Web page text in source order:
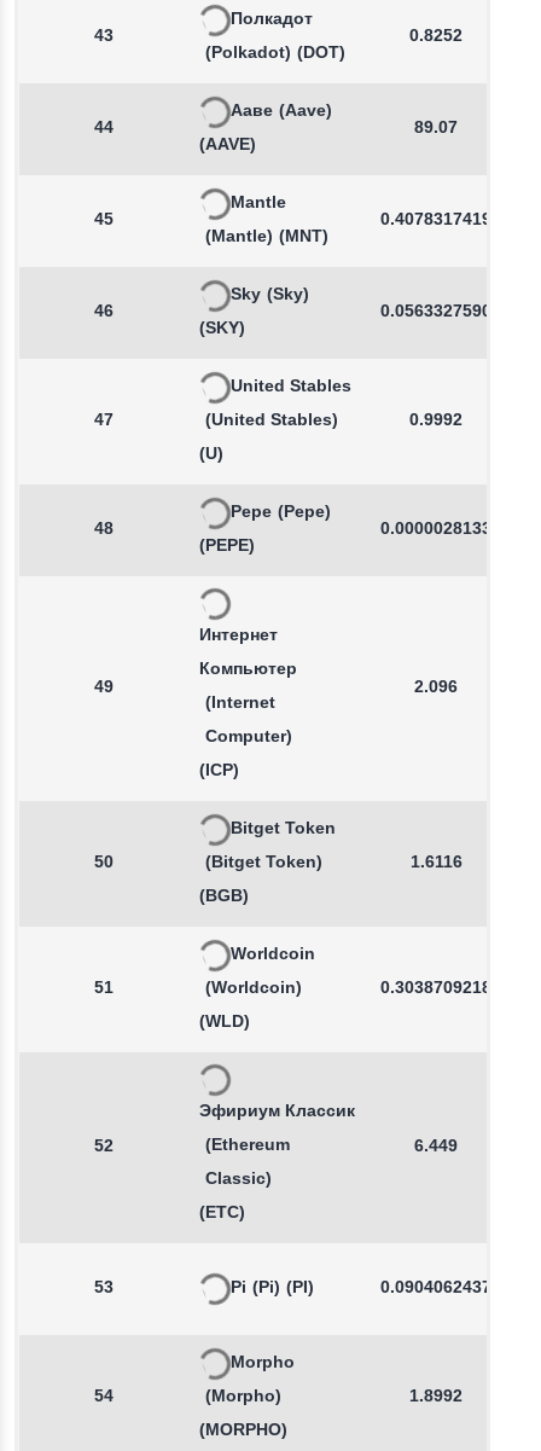
43
Полкадот
(Polkadot) (DOT)
0.8252
44
Ааве (Aave)
(AAVE)
89.07
45
Mantle
(Mantle) (MNT)
0.4078317419
46
Sky (Sky)
(SKY)
0.0563327590
47
United Stables
(United Stables)
(U)
0.9992
48
Pepe (Pepe)
(PEPE)
0.0000028133
49
Интернет
Компьютер
(Internet
Computer)
(ICP)
2.096
50
Bitget Token
(Bitget Token)
(BGB)
1.6116
51
Worldcoin
(Worldcoin)
(WLD)
0.3038709218
52
Эфириум Классик
(Ethereum
Classic)
(ETC)
6.449
53 Pi (Pi) (PI) 0.0904062437
54
Morpho
(Morpho)
(MORPHO)
1.8992